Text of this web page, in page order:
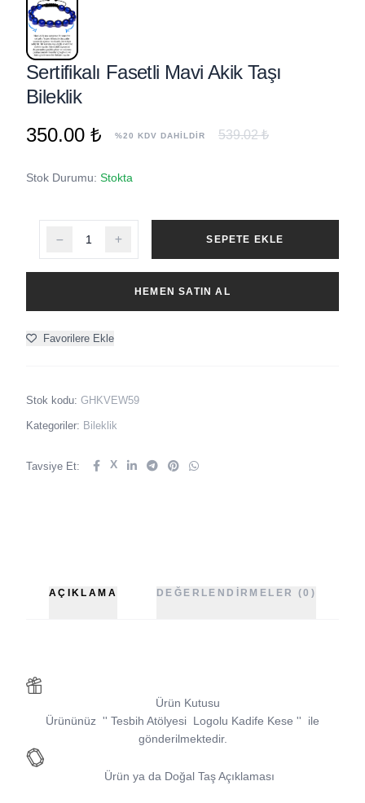
Sertifikalı Fasetli Mavi Akik Taşı
Bileklik
350.00 ₺
%20 KDV DAHİLDİR 539.02 ₺
Stok Durumu: Stokta
SEPETE EKLE
HEMEN SATIN AL
Favorilere Ekle
Stok kodu: GHKVEW59
Kategoriler: Bileklik
Tavsiye Et: X
AÇIKLAMA DEĞERLENDIRMELER (0)
Ürün Kutusu
Ürününüz '' Tesbih Atölyesi Logolu Kadife Kese ''
ile
gönderilmektedir.
Ürün ya da Doğal Taş Açıklaması